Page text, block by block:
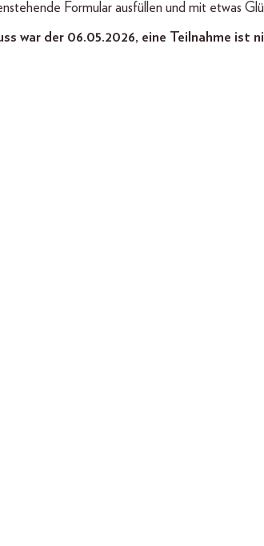
Formular ausfüllen und mit etwas
war der 06.05.2026, eine Teilnahme ist